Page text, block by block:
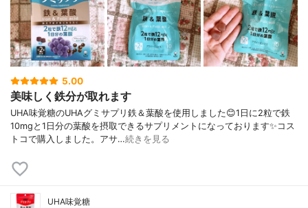
5.00
美味しく鉄分が取れます
UHA味覚糖のUHAグミサプリ鉄＆葉酸を使用しました😊1日に2粒で鉄
10mgと1日分の葉酸を摂取できるサプリメントになっております✨コス
トコで購入しました。アサ…続きを見る
UHA味覚糖